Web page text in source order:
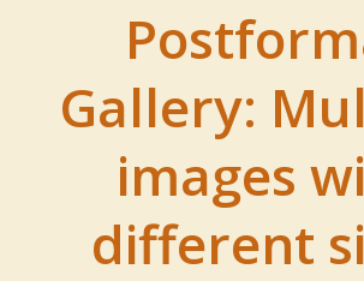
Gallery:
images
different